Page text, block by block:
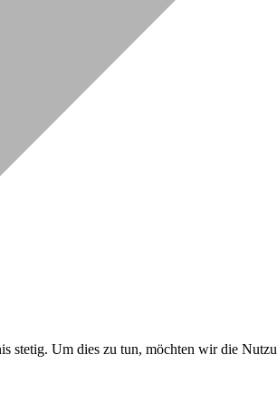
stetig. Um dies zu tun, möchten wir die